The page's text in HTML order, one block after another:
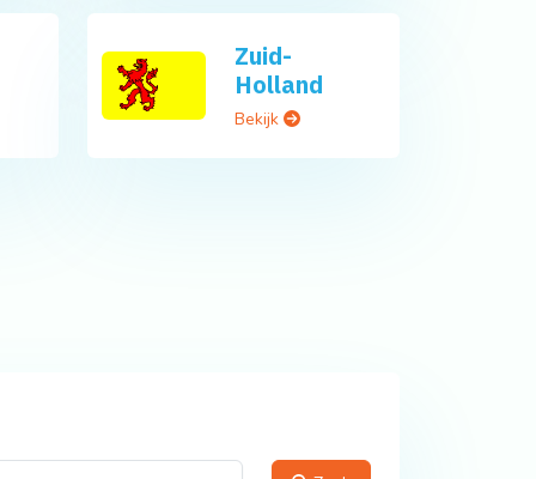
Zuid-
Holland
Bekijk